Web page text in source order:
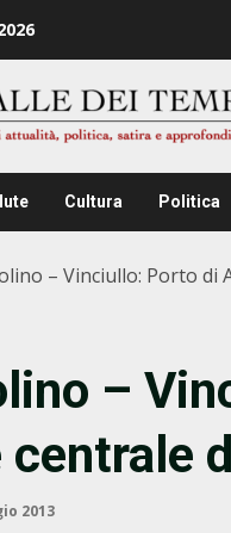
Cultura Politica
– Vinciullo: Porto di
–
centrale
2013